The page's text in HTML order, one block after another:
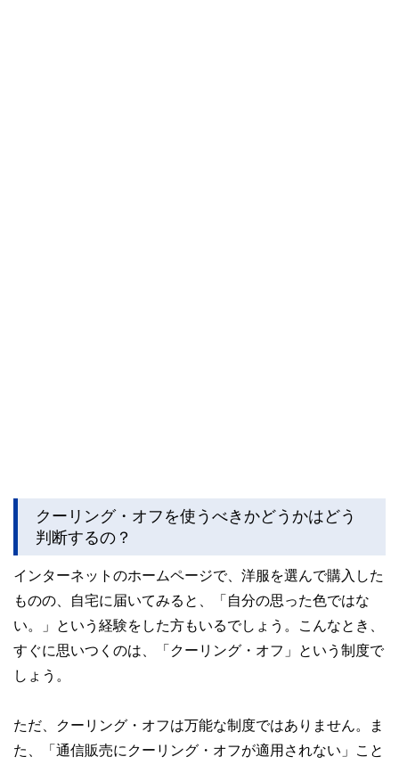
クーリング・オフを使うべきかどうかはどう
判断するの？
インターネットのホームページで、洋服を選んで購入した
ものの、自宅に届いてみると、「自分の思った色ではな
い。」という経験をした方もいるでしょう。こんなとき、
すぐに思いつくのは、「クーリング・オフ」という制度で
しょう。
ただ、クーリング・オフは万能な制度ではありません。ま
た、「通信販売にクーリング・オフが適用されない」こと